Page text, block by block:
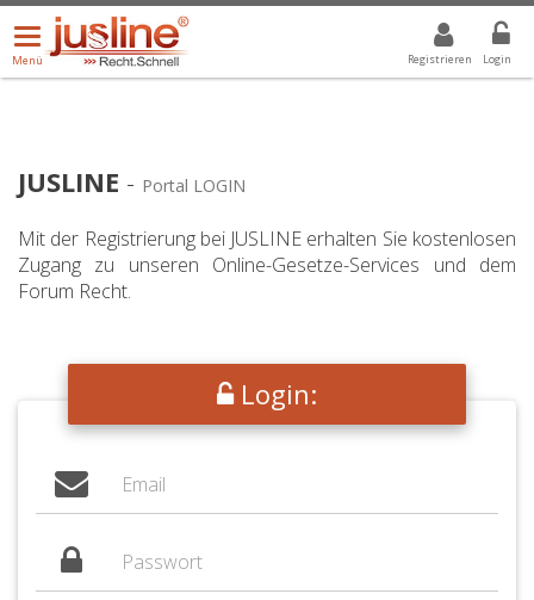
Registrieren Login
Menü
öffnen/schließen
Menü
ALLE DROPDOWN: GEWÄHLTER WERT IST ALLE
JUSLINE - Portal LOGIN
Mit der Registrierung bei JUSLINE erhalten Sie kostenlosen
Zugang zu unseren Online-Gesetze-Services und dem
Forum Recht.
Login: